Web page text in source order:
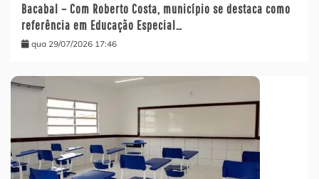
Bacabal – Com Roberto Costa, município se destaca como
referência em Educação Especial…
qua 29/07/2026 17:46